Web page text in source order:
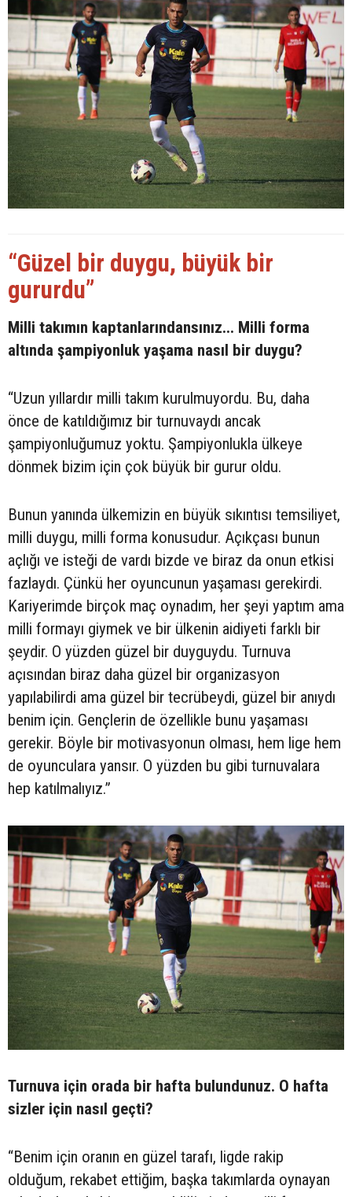
“Güzel bir duygu, büyük bir
gururdu”
Milli takımın kaptanlarındansınız... Milli forma
altında şampiyonluk yaşama nasıl bir duygu?
“Uzun yıllardır milli takım kurulmuyordu. Bu, daha
önce de katıldığımız bir turnuvaydı ancak
şampiyonluğumuz yoktu. Şampiyonlukla ülkeye
dönmek bizim için çok büyük bir gurur oldu.
Bunun yanında ülkemizin en büyük sıkıntısı temsiliyet,
milli duygu, milli forma konusudur. Açıkçası bunun
açlığı ve isteği de vardı bizde ve biraz da onun etkisi
fazlaydı. Çünkü her oyuncunun yaşaması gerekirdi.
Kariyerimde birçok maç oynadım, her şeyi yaptım ama
milli formayı giymek ve bir ülkenin aidiyeti farklı bir
şeydir. O yüzden güzel bir duyguydu. Turnuva
açısından biraz daha güzel bir organizasyon
yapılabilirdi ama güzel bir tecrübeydi, güzel bir anıydı
benim için. Gençlerin de özellikle bunu yaşaması
gerekir. Böyle bir motivasyonun olması, hem lige hem
de oyunculara yansır. O yüzden bu gibi turnuvalara
hep katılmalıyız.”
Turnuva için orada bir hafta bulundunuz. O hafta
sizler için nasıl geçti?
“Benim için oranın en güzel tarafı, ligde rakip
olduğum, rekabet ettiğim, başka takımlarda oynayan